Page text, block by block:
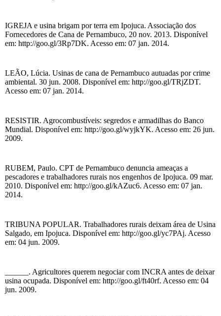
IGREJA e usina brigam por terra em Ipojuca. Associação dos
Fornecedores de Cana de Pernambuco, 20 nov. 2013. Disponível
em: http://goo.gl/3Rp7DK. Acesso em: 07 jan. 2014.
LEÃO, Lúcia. Usinas de cana de Pernambuco autuadas por crime
ambiental. 30 jun. 2008. Disponível em: http://goo.gl/TRjZDT.
Acesso em: 07 jan. 2014.
RESISTIR. Agrocombustíveis: segredos e armadilhas do Banco
Mundial. Disponível em: http://goo.gl/wyjkYK. Acesso em: 26 jun.
2009.
RUBEM, Paulo. CPT de Pernambuco denuncia ameaças a
pescadores e trabalhadores rurais nos engenhos de Ipojuca. 09 mar.
2010. Disponível em: http://goo.gl/kAZuc6. Acesso em: 07 jan.
2014.
TRIBUNA POPULAR. Trabalhadores rurais deixam área de Usina
Salgado, em Ipojuca. Disponível em: http://goo.gl/yc7PAj. Acesso
em: 04 jun. 2009.
______. Agricultores querem negociar com INCRA antes de deixar
usina ocupada. Disponível em: http://goo.gl/ft40rf. Acesso em: 04
jun. 2009.